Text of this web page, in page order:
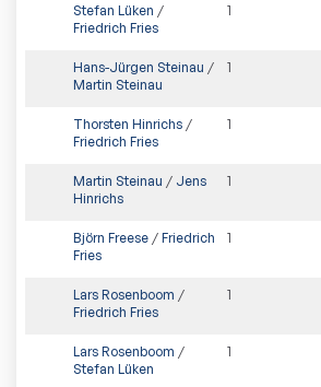
Stefan Lüken /
Friedrich Fries
1
Hans-Jürgen Steinau /
Martin Steinau
1
Thorsten Hinrichs /
Friedrich Fries
1
Martin Steinau / Jens
Hinrichs
1
Björn Freese / Friedrich
Fries
1
Lars Rosenboom /
Friedrich Fries
1
Lars Rosenboom /
Stefan Lüken
1